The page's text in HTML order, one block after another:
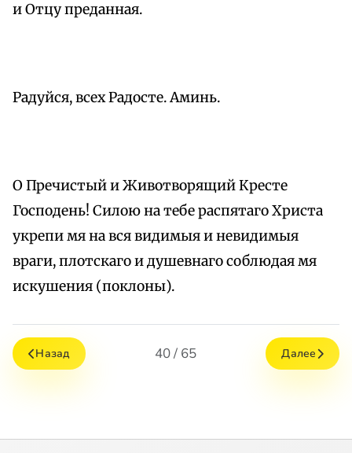
и Отцу преданная.
Радуйся, всех Радосте. Аминь.
О Пречистый и Животворящий Кресте
Господень! Силою на тебе распятаго Христа
укрепи мя на вся видимыя и невидимыя
враги, плотскаго и душевнаго соблюдая мя
искушения (поклоны).
Назад 40 / 65 Далее